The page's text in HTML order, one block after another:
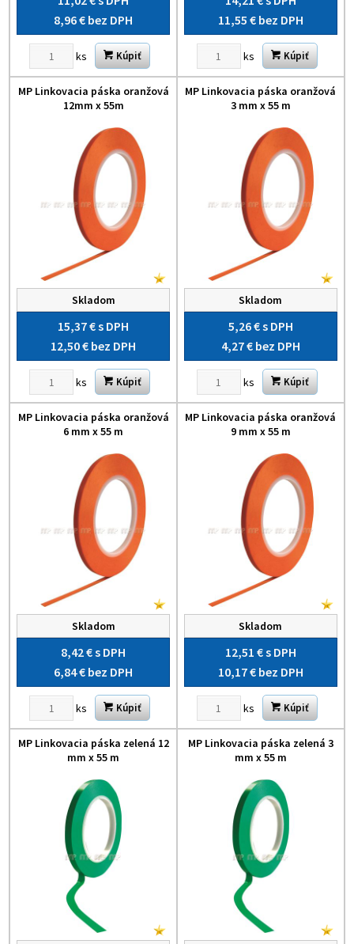
8,96 € bez DPH
ks Kúpiť
11,55 € bez DPH
ks Kúpiť
MP Linkovacia páska oranžová
12mm x 55m
Skladom
15,37 €s DPH
12,50 € bez DPH
ks Kúpiť
MP Linkovacia páska oranžová
3 mm x 55 m
Skladom
5,26 €s DPH
4,27 € bez DPH
ks Kúpiť
MP Linkovacia páska oranžová
6 mm x 55 m
Skladom
8,42 €s DPH
6,84 € bez DPH
ks Kúpiť
MP Linkovacia páska oranžová
9 mm x 55 m
Skladom
12,51 €s DPH
10,17 € bez DPH
ks Kúpiť
MP Linkovacia páska zelená 12
mm x 55 m
MP Linkovacia páska zelená 3
mm x 55 m